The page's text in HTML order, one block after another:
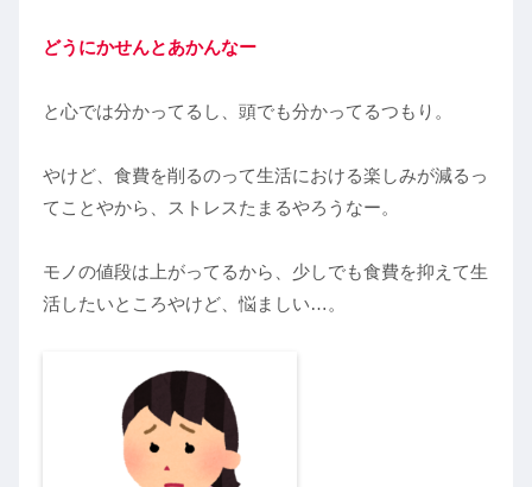
どうにかせんとあかんなー
と心では分かってるし、頭でも分かってるつもり。
やけど、食費を削るのって生活における楽しみが減るっ
てことやから、ストレスたまるやろうなー。
モノの値段は上がってるから、少しでも食費を抑えて生
活したいところやけど、悩ましい…。